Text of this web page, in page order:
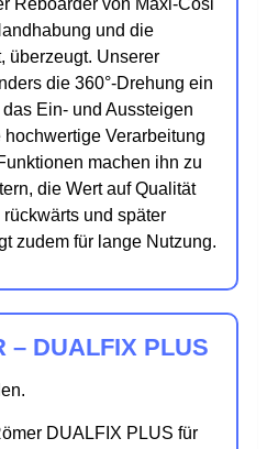
Reboarder von Maxi-Cosi
und die
überzeugt. Unserer
die 360°-Drehung ein
Ein- und Aussteigen
Verarbeitung
machen ihn zu
die Wert auf Qualität
und später
zudem für lange Nutzung.
– DUALFIX PLUS
DUALFIX PLUS für